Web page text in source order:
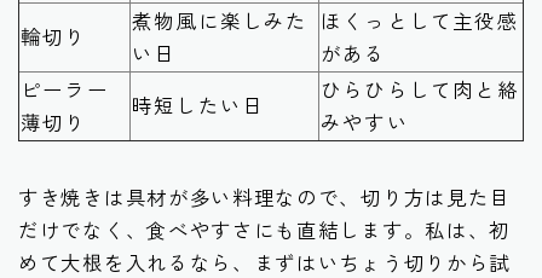
輪切り
煮物風に楽しみた
い日
ほくっとして主役感
がある
ピーラー
薄切り
時短したい日
ひらひらして肉と絡
みやすい
すき焼きは具材が多い料理なので、切り方は見た目
だけでなく、食べやすさにも直結します。私は、初
めて大根を入れるなら、まずはいちょう切りから試